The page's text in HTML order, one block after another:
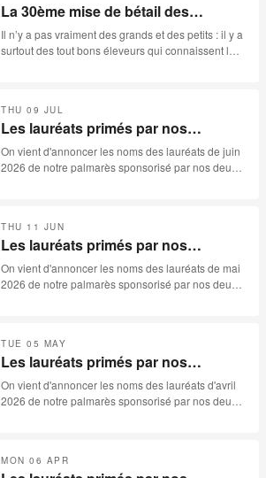
La 30ème mise de bétail des
Reussilles- 15.07.2026
Il n’y a pas vraiment des grands et des petits : il y a
surtout des tout bons éleveurs qui connaissent leur
sécheresse s’est invitée aux festivités de la «
30ème mise des Reussilles ». Catalogue de 78
lots, avec quelques absences, et surtout beaucoup
trop d’invendues, les paysans jurassiens ne
méritaient pas ça.
THU 09 JUL
Les lauréats primés par nos
sponsors pour le mois de juin 2026
On vient d'annoncer les noms des lauréats de juin
2026 de notre palmarès sponsorisé par nos deux
THU 11 JUN
Les lauréats primés par nos
sponsors pour le mois de mai 2026
On vient d'annoncer les noms des lauréats de mai
2026 de notre palmarès sponsorisé par nos deux
TUE 05 MAY
Les lauréats primés par nos
sponsors pour le mois d'avril 2026
On vient d'annoncer les noms des lauréats d'avril
2026 de notre palmarès sponsorisé par nos deux
MON 06 APR